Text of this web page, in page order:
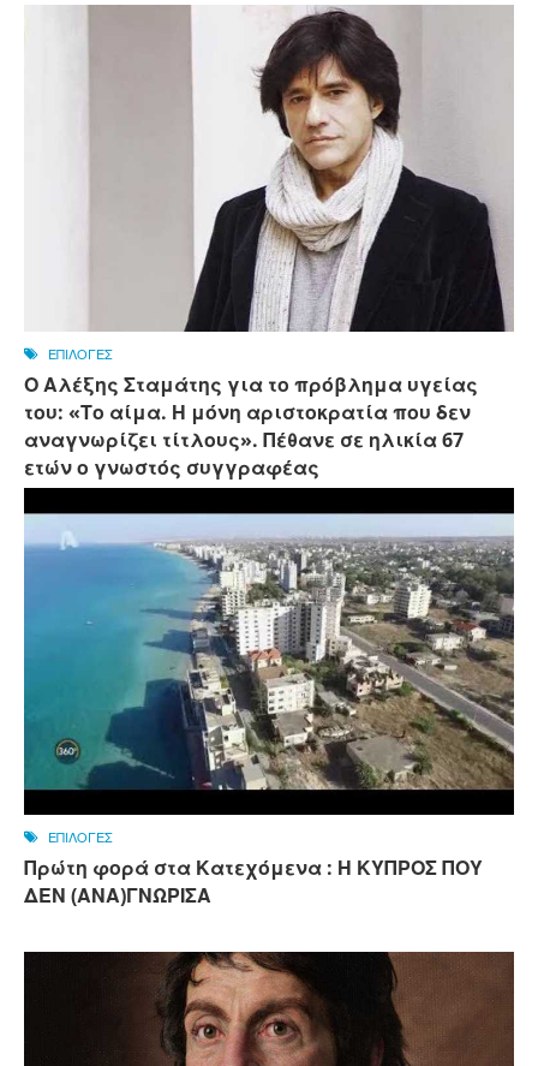
ΕΠΙΛΟΓΕΣ
Ο Αλέξης Σταμάτης για το πρόβλημα υγείας
του: «Το αίμα. Η μόνη αριστοκρατία που δεν
αναγνωρίζει τίτλους». Πέθανε σε ηλικία 67
ετών ο γνωστός συγγραφέας
ΕΠΙΛΟΓΕΣ
Πρώτη φορά στα Κατεχόμενα : Η ΚΥΠΡΟΣ ΠΟΥ
ΔΕΝ (ΑΝΑ)ΓΝΩΡΙΣΑ